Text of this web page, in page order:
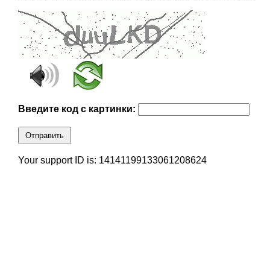
Введите код с картинки:
Отправить
Your support ID is: 14141199133061208624